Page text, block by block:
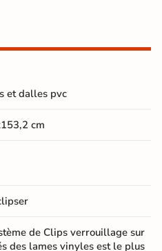
et dalles pvc
cm
de Clips verrouillage sur
des lames vinyles est le plus